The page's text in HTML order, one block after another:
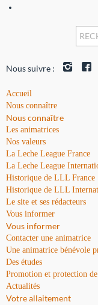
Nous suivre :
Accueil
Nous connaître
Nous connaître
Les animatrices
Nos valeurs
La Leche League France
La Leche League
Historique de LLL France
Historique de LLL
Le site et ses rédacteurs
Vous informer
Vous informer
Contacter une animatrice
Une animatrice bénévole
Des études
Promotion et protection
Actualités
Votre allaitement